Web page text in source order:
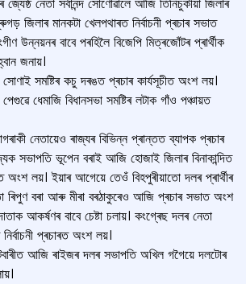
জিলাৰ মানকটা খেলপথাৰত নিৰ্বাচনী প্ৰচাৰ সভাত
উন্নয়নৰ বাবে পৰহিলৈ বিজেপি মিত্ৰজোঁটৰ প্ৰাৰ্থীক
জনায়।
সমষ্টিৰ কচু দৰঙত প্ৰচাৰ কাৰ্যসূচীত অংশ লয়।
ধেমাজি বিধানসভা সমষ্টিৰ লটাক গাঁও পঞ্চায়ত
নেতায়েও ৰাজ্যৰ বিভিন্ন প্ৰান্তত ব্যাপক প্ৰচাৰ
সভাপতি ভূপেন বৰাই আজি হোজাই জিলাৰ বিনাকান্দিত
অংশ লয়। ইয়াৰ আগেয়ে তেওঁ বিহপুৰীয়াতো দলৰ প্ৰাৰ্থীৰ
ৰিপুণ বৰা আৰু মীৰা বৰঠাকুৰেও আজি প্ৰচাৰ সভাত অংশ
আকৰ্ষণৰ বাবে চেষ্টা চলায়। কংগ্ৰেছ দলৰ নেতা
প্ৰচাৰত অংশ লয়।
আজি ৰাইজৰ দলৰ সভাপতি অখিল গগৈয়ে দলটোৰ